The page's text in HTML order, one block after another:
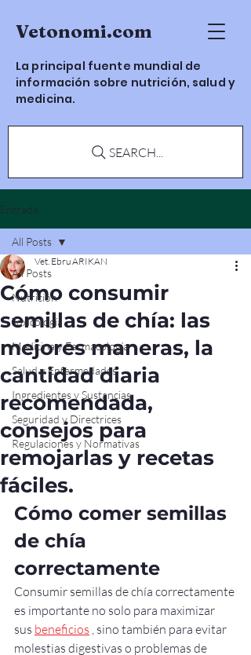
Vetonomi.com
La principal fuente mundial de
información sobre nutrición, salud y
medicina.
SEARCH...
Entrada
All Posts
Nutrición
Toxicología
Medicina y Farmacología
Salud y Enfermedades
Ingredientes y Sustancias
Seguridad y Directrices
Regulaciones y Normativas
All Posts
Cómo consumir
semillas de chía: las
mejores maneras, la
cantidad diaria
recomendada,
consejos para
remojarlas y recetas
fáciles.
Vet. Ebru ARIKAN
Cómo comer semillas
de chía
correctamente
Consumir semillas de chía correctamente
es importante no solo para maximizar
sus beneficios , sino también para evitar
molestias digestivas o problemas de